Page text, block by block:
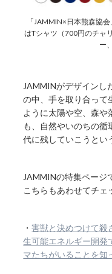
「JAMMIN×日本熊森協
はTシャツ（700円のチャ
ー
JAMMINがデザインし
の中、手を取り合って
ように太陽や空、森や
も、自然やいのちの
代に残していこうとい
JAMMINの特集ページ
こちらもあわせてチェ
・害獣と決めつけて殺
生可能エネルギー開発
マたちがいることを知